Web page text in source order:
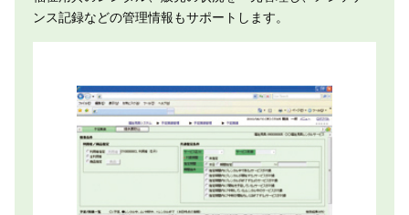
ンス記録などの管理情報もサポートします。